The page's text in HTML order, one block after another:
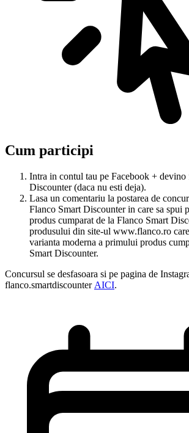
Cum participi
Intra in contul tau pe Facebook + devino
Discounter (daca nu esti deja).
Lasa un comentariu la postarea de
Flanco Smart Discounter in care sa spui
produs cumparat de la Flanco Smart
produsului din site-ul www.flanco.ro
varianta moderna a primului produs
Smart Discounter.
Concursul se desfasoara si pe pagina de
flanco.smartdiscounter AICI.